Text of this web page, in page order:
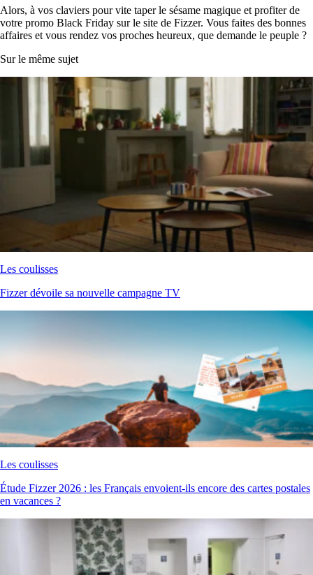
Alors, à vos claviers pour vite taper le sésame magique et profiter de
votre promo Black Friday sur le site de Fizzer. Vous faites des bonnes
affaires et vous rendez vos proches heureux, que demande le peuple ?
Sur le même sujet
Les coulisses
Fizzer dévoile sa nouvelle campagne TV
Les coulisses
Étude Fizzer 2026 : les Français envoient-ils encore des cartes postales
en vacances ?